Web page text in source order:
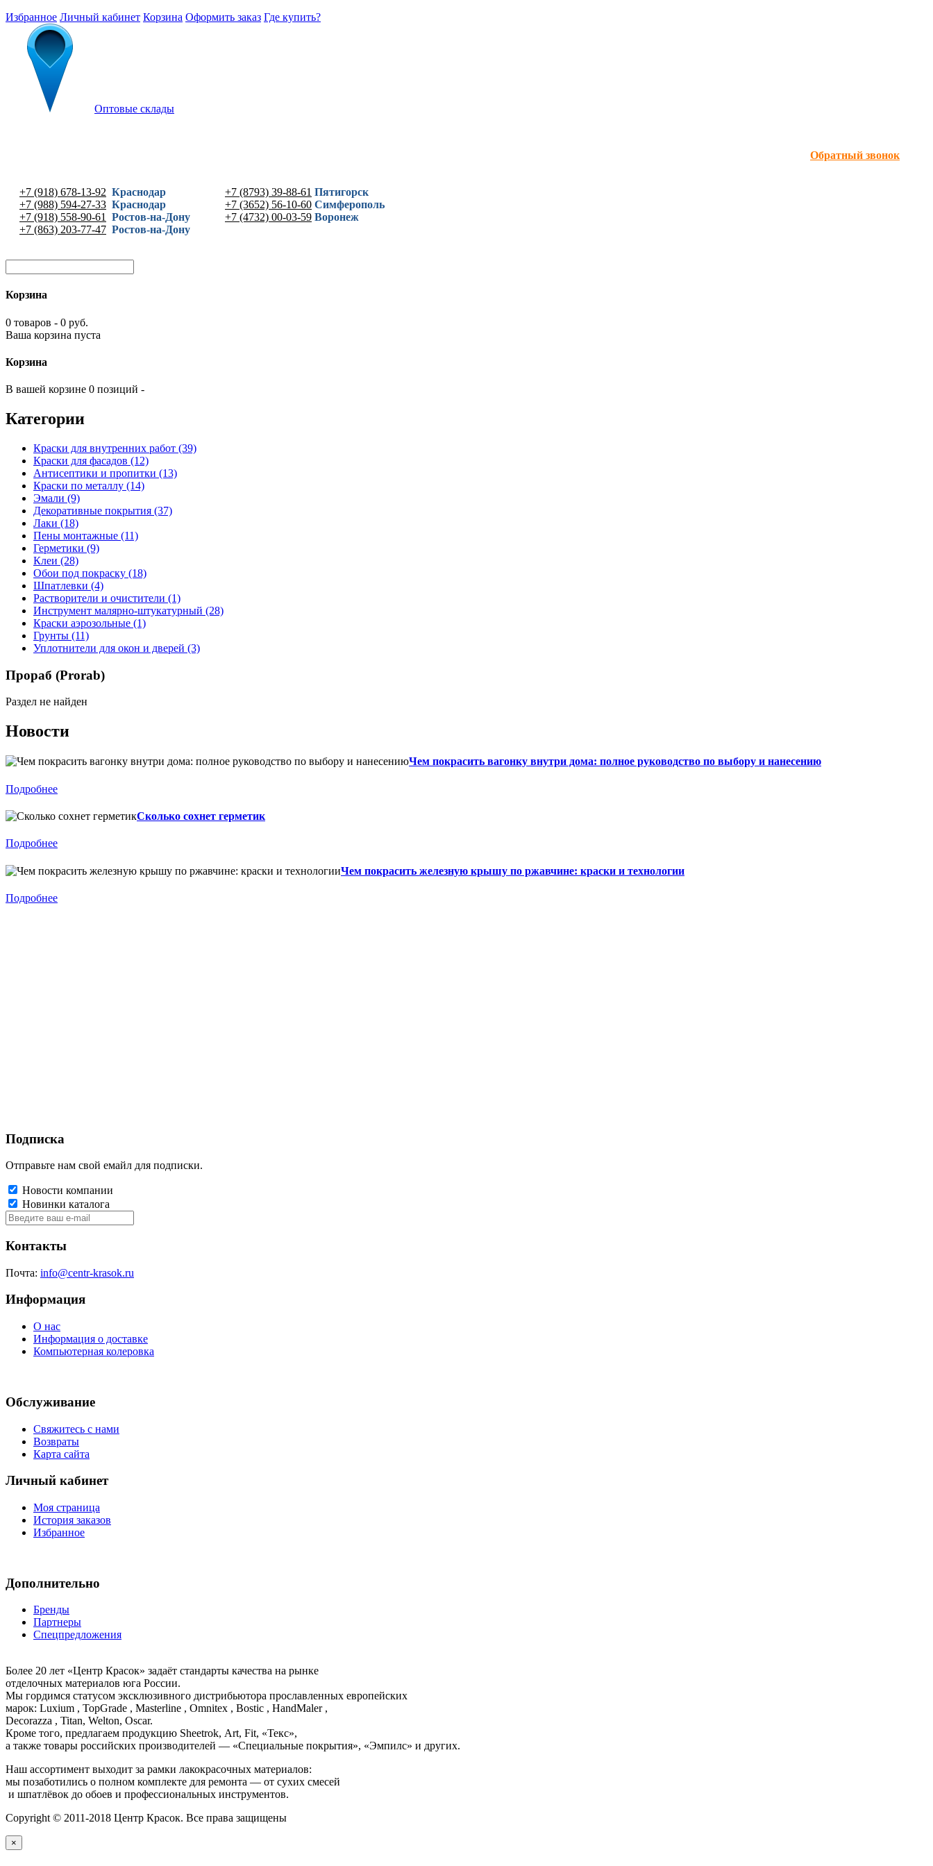
Избранное Личный кабинет Корзина Оформить заказ Где купить?
Оптовые склады
Обратный звонок
+7 (918) 678-13-92 Краснодар
+7 (988) 594-27-33 Краснодар
+7 (918) 558-90-61
Ростов-на-Дону
+7 (863) 203-77-47 Ростов-на-Дону
+7 (8793) 39-88-61 Пятигорск
+7 (3652) 56-10-60 Симферополь
+7 (4732) 00-03-59 Воронеж
Корзина
0 товаров - 0 руб.
Ваша корзина пуста
Корзина
В вашей корзине 0 позиций -
Категории
Краски для внутренних работ (39)
Краски для фасадов (12)
Антисептики и пропитки (13)
Краски по металлу (14)
Эмали (9)
Декоративные покрытия (37)
Лаки (18)
Пены монтажные (11)
Герметики (9)
Клеи (28)
Обои под покраску (18)
Шпатлевки (4)
Растворители и очистители (1)
Инструмент малярно-штукатурный (28)
Краски аэрозольные (1)
Грунты (11)
Уплотнители для окон и дверей (3)
Прораб (Prorab)
Раздел не найден
Новости
Чем покрасить вагонку внутри дома: полное руководство по выбору и нанесению
Подробнее
Сколько сохнет герметик
Подробнее
Чем покрасить железную крышу по ржавчине: краски и технологии
Подробнее
Подписка
Отправьте нам свой емайл для подписки.
Новости компании
Новинки каталога
Контакты
Почта: info@centr-krasok.ru
Информация
О нас
Информация о доставке
Компьютерная колеровка
Обслуживание
Свяжитесь с нами
Возвраты
Карта сайта
Личный кабинет
Моя страница
История заказов
Избранное
Дополнительно
Бренды
Партнеры
Спецпредложения
Более 20 лет «Центр Красок» задаёт стандарты качества на рынке
отделочных материалов юга России.
Мы гордимся статусом эксклюзивного дистрибьютора прославленных европейских
марок: Luxium , TopGrade , Masterline , Omnitex , Bostic , HandMaler ,
Decorazza , Titan, Welton, Oscar.
Кроме того, предлагаем продукцию Sheetrok, Art, Fit, «Текс»,
а также товары российских производителей — «Специальные покрытия», «Эмпилс» и других.
Наш ассортимент выходит за рамки лакокрасочных материалов:
мы позаботились о полном комплекте для ремонта — от сухих смесей
и шпатлёвок до обоев и профессиональных инструментов.
Copyright © 2011-2018 Центр Красок. Все права защищены
×